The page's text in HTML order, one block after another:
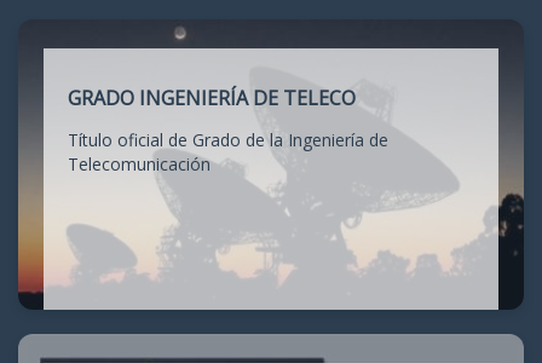
GRADO INGENIERÍA DE TELECO
Título oficial de Grado de la Ingeniería de
Telecomunicación